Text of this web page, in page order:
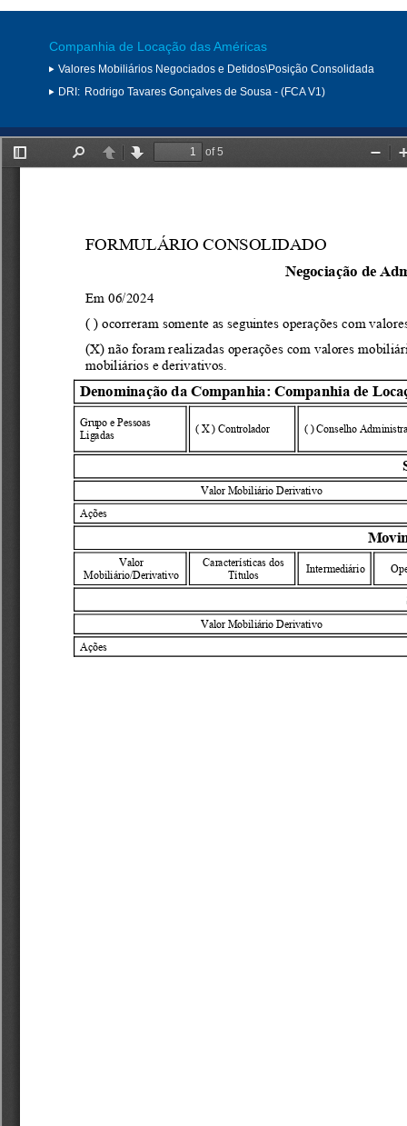
Companhia de Locação das Américas
Valores Mobiliários Negociados e Detidos\Posição Consolidada
DRI: Rodrigo Tavares Gonçalves de Sousa - (FCA V1)